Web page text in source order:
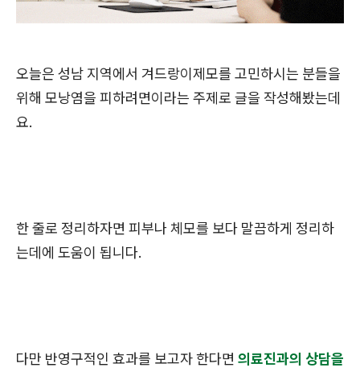
오늘은 성남 지역에서 겨드랑이제모를 고민하시는 분들을
위해 모낭염을 피하려면이라는 주제로 글을 작성해봤는데
요.
한 줄로 정리하자면 피부나 체모를 보다 말끔하게 정리하
는데에 도움이 됩니다.
다만 반영구적인 효과를 보고자 한다면 의료진과의 상담을